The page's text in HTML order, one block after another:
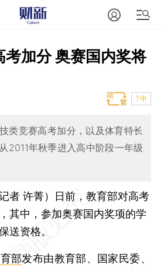
考加分 奥赛国内奖将
T中
类竞赛高考加分，以及体育特长
2011年秋季进入高中阶段一年级
者 许菁）
日前，教育部对高考
其中，参加奥赛国内奖项的学
送资格。
部发布由教育部、国家民委、